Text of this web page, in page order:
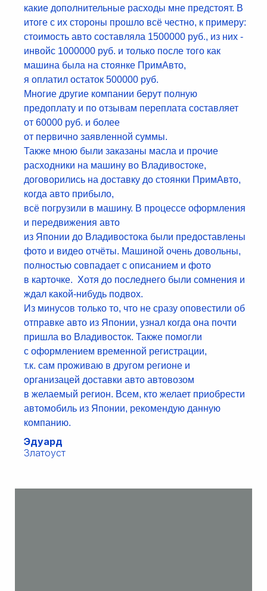
какие дополнительные расходы мне предстоят. В
итоге с их стороны прошло всё честно, к примеру:
стоимость авто составляла 1500000 руб., из них -
инвойс 1000000 руб. и только после того как
машина была на стоянке ПримАвто,
я оплатил остаток 500000 руб.
Многие другие компании берут полную
предоплату и по отзывам переплата составляет
от 60000 руб. и более
от первично заявленной суммы.
Также мною были заказаны масла и прочие
расходники на машину во Владивостоке,
договорились на доставку до стоянки ПримАвто,
когда авто прибыло,
всё погрузили в машину. В процессе оформления
и передвижения авто
из Японии до Владивостока были предоставлены
фото и видео отчёты. Машиной очень довольны,
полностью совпадает с описанием и фото
в карточке. Хотя до последнего были сомнения и
ждал какой-нибудь подвох.
Из минусов только то, что не сразу оповестили об
отправке авто из Японии, узнал когда она почти
пришла во Владивосток. Также помогли
с оформлением временной регистрации,
т.к. сам проживаю в другом регионе и
организацей доставки авто автовозом
в желаемый регион. Всем, кто желает приобрести
автомобиль из Японии, рекомендую данную
компанию.
Эдуард
Златоуст